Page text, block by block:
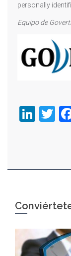
personally
Equipo de